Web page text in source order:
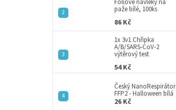
paže bílé, 100ks
86 Kč
1x 3v1 Chřipka
A/B/SARS-CoV-2
výtěrový test
54 Kč
Český NanoRespirátor
FFP2 - Halloween bílá
26 Kč